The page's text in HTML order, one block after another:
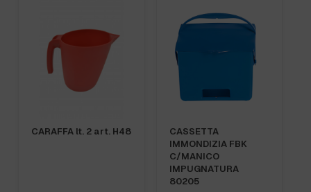
CARAFFA lt. 2 art. H48
CASSETTA
IMMONDIZIA FBK
C/MANICO
IMPUGNATURA
80205